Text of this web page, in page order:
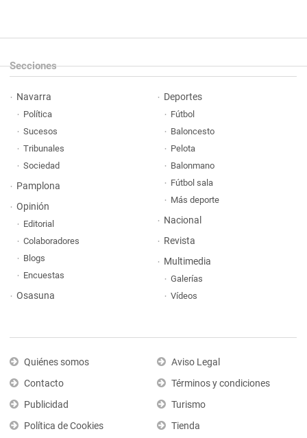
Secciones
Navarra
Política
Sucesos
Tribunales
Sociedad
Pamplona
Opinión
Editorial
Colaboradores
Blogs
Encuestas
Osasuna
Deportes
Fútbol
Baloncesto
Pelota
Balonmano
Fútbol sala
Más deporte
Nacional
Revista
Multimedia
Galerías
Vídeos
Quiénes somos
Contacto
Publicidad
Política de Cookies
Aviso Legal
Términos y condiciones
Turismo
Tienda